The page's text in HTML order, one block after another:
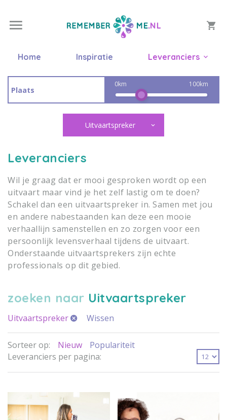
Home Inspiratie Leveranciers
0km 100km
Uitvaartspreker
Leveranciers
Wil je graag dat er mooi gesproken wordt op een
uitvaart maar vind je het zelf lastig om te doen?
Schakel dan een uitvaartspreker in. Samen met jou
en andere nabestaanden kan deze een mooie
verhaallijn samenstellen en zo zorgen voor een
persoonlijk levensverhaal tijdens de uitvaart.
Onderstaande uitvaartsprekers zijn echte
professionals op dit gebied.
zoeken naar Uitvaartspreker
Uitvaartspreker Wissen
Sorteer op: Nieuw
Populariteit
Leveranciers per pagina: